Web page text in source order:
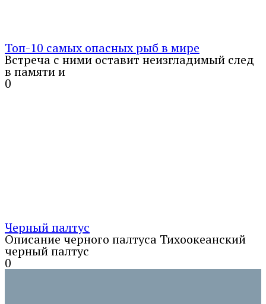
Топ-10 самых опасных рыб в мире
Встреча с ними оставит неизгладимый след
в памяти и
0
Черный палтус
Описание черного палтуса Тихоокеанский
черный палтус
0